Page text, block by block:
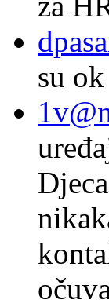
su